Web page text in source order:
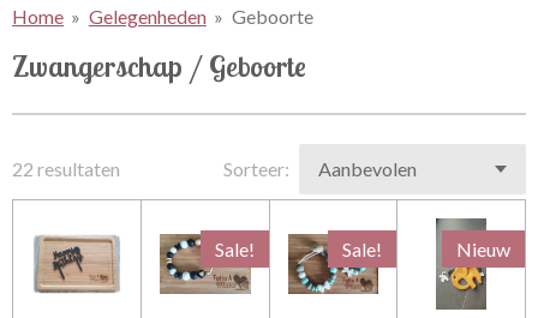
Home » Gelegenheden » Geboorte
Zwangerschap / Geboorte
22 resultaten Sorteer:
Sale! Sale! Nieuw